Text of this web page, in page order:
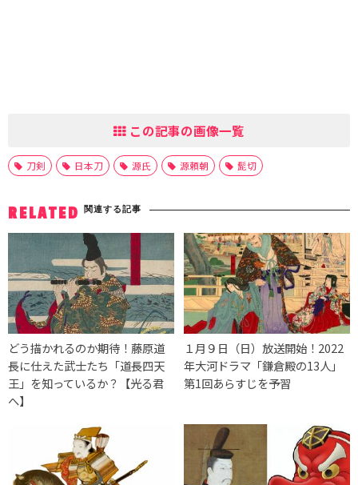
この記事の画像一覧
刀剣 日本刀 源氏 源頼朝 髭切
RELATED 関連する記事
どう描かれるのか期待！藤原道
長に仕えた武士たち「道長四天
王」を知っているか？【光る君
へ】
１月９日（日）放送開始！2022
年大河ドラマ「鎌倉殿の13人」
第1回あらすじを予習